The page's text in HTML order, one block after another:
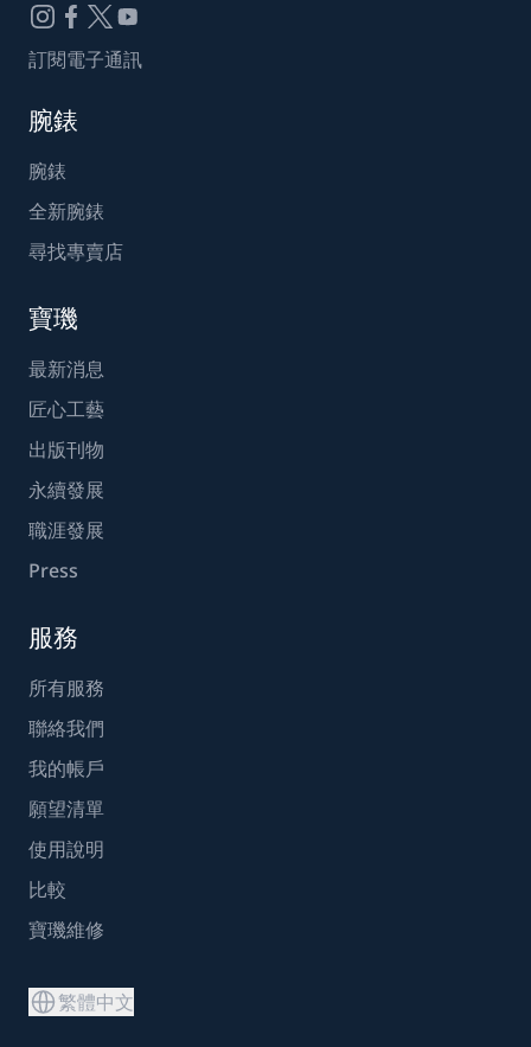
訂閱電子通訊
腕錶
腕錶
全新腕錶
尋找專賣店
寶璣
最新消息
匠心工藝
出版刊物
永續發展
職涯發展
Press
服務
所有服務
聯絡我們
我的帳戶
願望清單
使用說明
比較
寶璣維修
繁體中文